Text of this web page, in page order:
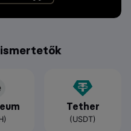
Tether
(USDT)